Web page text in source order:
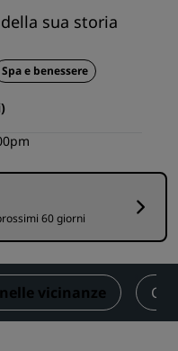
sua storia
Spa e benessere
60 giorni
vicinanze